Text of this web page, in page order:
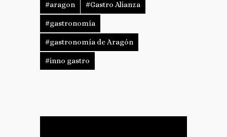
#aragon #Gastro Alianza
#gastronomía
#gastronomía de Aragón
#inno gastro